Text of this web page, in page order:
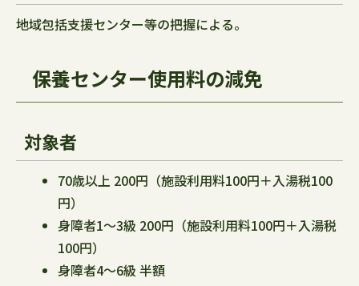
地域包括支援センター等の把握による。
保養センター使用料の減免
対象者
70歳以上 200円（施設利用料100円＋入湯税100
円）
身障者1～3級 200円（施設利用料100円＋入湯税
100円）
身障者4～6級 半額